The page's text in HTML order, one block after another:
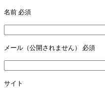
ゲ
ー
シ
ョ
ン
名前 必須
メール（公開されません） 必須
サイト